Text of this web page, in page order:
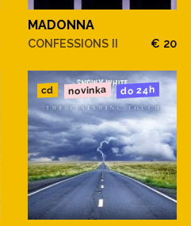
MADONNA
CONFESSIONS II € 20
cd novinka do 24h